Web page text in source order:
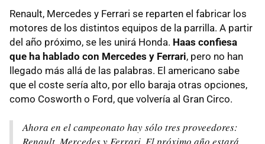
Renault, Mercedes y Ferrari se reparten el fabricar los
motores de los distintos equipos de la parrilla. A partir
del año próximo, se les unirá Honda. Haas confiesa
que ha hablado con Mercedes y Ferrari, pero no han
llegado más allá de las palabras. El americano sabe
que el coste sería alto, por ello baraja otras opciones,
como Cosworth o Ford, que volvería al Gran Circo.
Ahora en el campeonato hay sólo tres proveedores:
Renault, Mercedes y Ferrari. El próximo año estará